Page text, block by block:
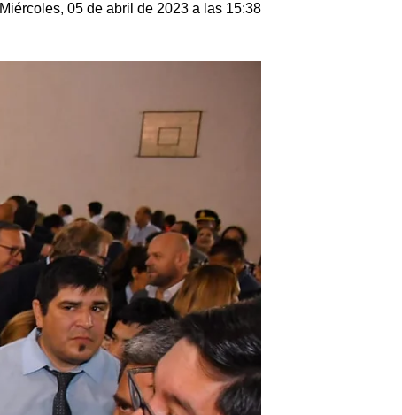
Miércoles, 05 de abril de 2023 a las 15:38